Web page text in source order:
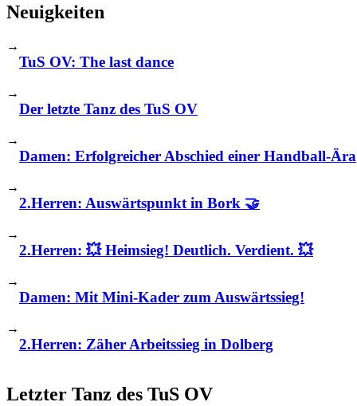
Neuigkeiten
→
TuS OV: The last dance
→
Der letzte Tanz des TuS OV
→
Damen: Erfolgreicher Abschied einer Handball-Ära
→
2.Herren: Auswärtspunkt in Bork 🤝
→
2.Herren: 💥 Heimsieg! Deutlich. Verdient. 💥
→
Damen: Mit Mini-Kader zum Auswärtssieg!
→
2.Herren: Zäher Arbeitssieg in Dolberg
Letzter Tanz des TuS OV